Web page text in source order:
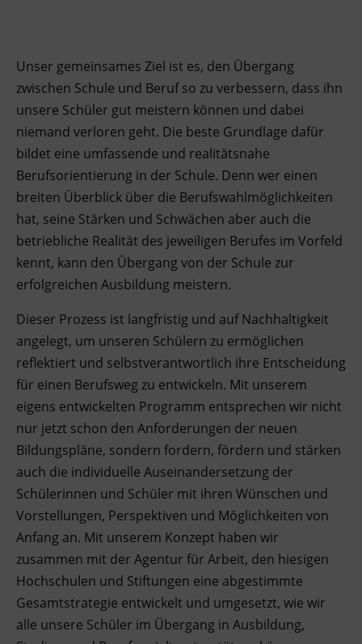
Unser gemeinsames Ziel ist es, den Übergang
zwischen Schule und Beruf so zu verbessern, dass ihn
unsere Schüler gut meistern können und dabei
niemand verloren geht. Die beste Grundlage dafür
bildet eine umfassende und realitätsnahe
Berufsorientierung in der Schule. Denn wer einen
breiten Überblick über die Berufswahlmöglichkeiten
hat, seine Stärken und Schwächen aber auch die
betriebliche Realität des jeweiligen Berufes im Vorfeld
kennt, kann den Übergang von der Schule zur
erfolgreichen Ausbildung meistern.
Dieser Prozess ist langfristig und auf Nachhaltigkeit
angelegt, um unseren Schülern zu ermöglichen
reflektiert und selbstverantwortlich ihre Entscheidung
für einen Berufsweg zu entwickeln. Mit unserem
eigens entwickelten Programm entsprechen wir nicht
nur jetzt schon den Anforderungen der neuen
Bildungspläne, sondern fordern, fördern und stärken
auch die individuelle Auseinandersetzung der
Schülerinnen und Schüler mit ihren Wünschen und
Vorstellungen, Perspektiven und Möglichkeiten von
Anfang an. Mit unserem Konzept haben wir
zusammen mit der Agentur für Arbeit, den hiesigen
Hochschulen und Stiftungen eine abgestimmte
Gesamtstrategie entwickelt und umgesetzt, wie wir
alle unsere Schüler im Übergang in Ausbildung,